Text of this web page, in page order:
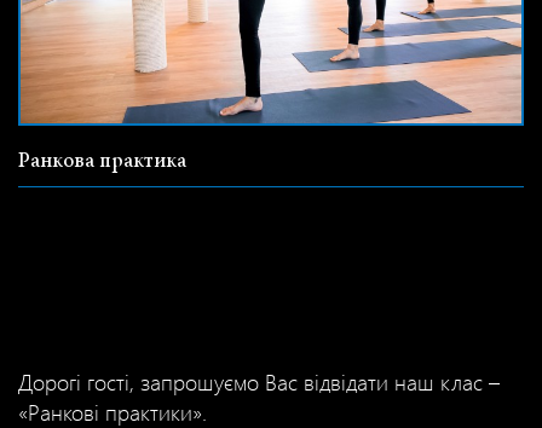
Ранкова практика
Дорогі гості, запрошуємо Вас відвідати наш клас –
«Ранкові практики».